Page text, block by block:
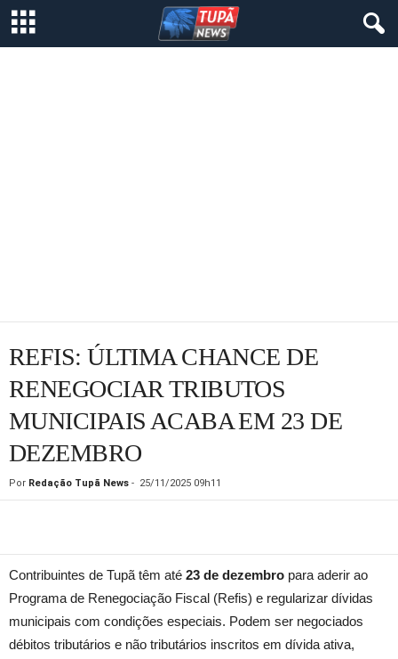
REFIS: ÚLTIMA CHANCE DE
RENEGOCIAR TRIBUTOS
MUNICIPAIS ACABA EM 23 DE
DEZEMBRO
Por Redação Tupã News - 25/11/2025 09h11
Contribuintes de Tupã têm até 23 de dezembro para aderir ao
Programa de Renegociação Fiscal (Refis) e regularizar dívidas
municipais com condições especiais. Podem ser negociados
débitos tributários e não tributários inscritos em dívida ativa,